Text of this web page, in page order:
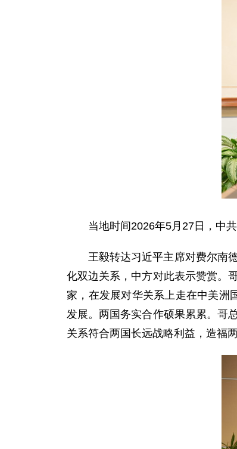
当地时间2026年5月27日，中
王毅转达习近平主席对费尔南
化双边关系，中方对此表示赞赏。
家，在发展对华关系上走在中美洲
发展。两国务实合作硕果累累。哥
关系符合两国长远战略利益，造福两